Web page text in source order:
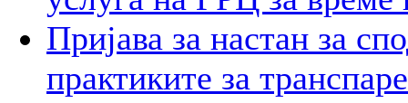
Пријава за настан за
практиките за